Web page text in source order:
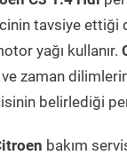
tavsiye ettiği
yağı kullanır.
zaman
belirlediği
bakım